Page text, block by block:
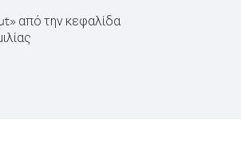
από την κεφαλίδα